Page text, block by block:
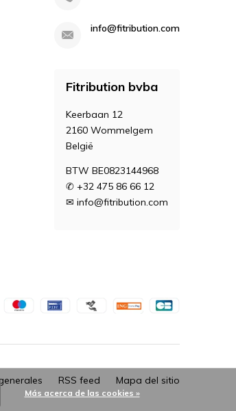
info@fitribution.com
Fitribution bvba
Keerbaan 12
2160 Wommelgem
België
BTW BE0823144968
✆ +32 475 86 66 12
✉ info@fitribution.com
RSS feed Mapa del sitio
Más acerca de las cookies »